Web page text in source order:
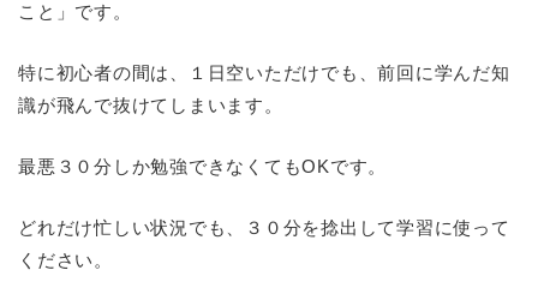
こと」です。
特に初心者の間は、１日空いただけでも、前回に学んだ知
識が飛んで抜けてしまいます。
最悪３０分しか勉強できなくてもOKです。
どれだけ忙しい状況でも、３０分を捻出して学習に使って
ください。